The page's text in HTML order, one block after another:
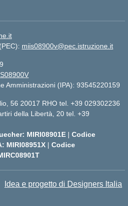
miis08900v@pec.istruzione.it
Amministrazioni (IPA): 93545220159
56 20017 RHO tel. +39 029302236
della Libertà, 20 tel. +39
MIRI08901E | Codice
MIRI08951X | Codice
Idea e progetto di Designers Italia